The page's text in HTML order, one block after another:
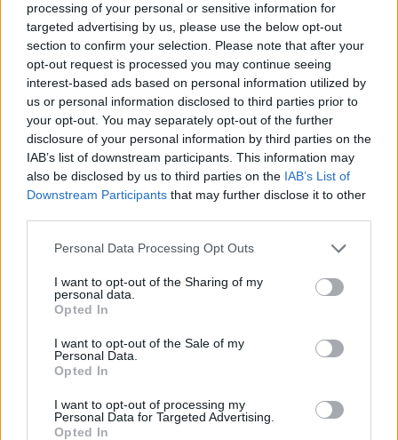
processing of your personal or sensitive information for
targeted advertising by us, please use the below opt-out
section to confirm your selection. Please note that after your
opt-out request is processed you may continue seeing
interest-based ads based on personal information utilized by
us or personal information disclosed to third parties prior to
your opt-out. You may separately opt-out of the further
disclosure of your personal information by third parties on the
IAB’s list of downstream participants. This information may
also be disclosed by us to third parties on the IAB’s List of
Downstream Participants that may further disclose it to other
Personal Data Processing Opt Outs
I want to opt-out of the Sharing of my
personal data.
Opted In
I want to opt-out of the Sale of my
Personal Data.
Opted In
I want to opt-out of processing my
Personal Data for Targeted Advertising.
Opted In
Article précédent
Cuisses qui frottent en
été : comment éviter
l’irritation et le inconfort
Article suivant
Prendre ses médicaments
avec du café : un risque
méconnu
ARTICLES CONNEXES